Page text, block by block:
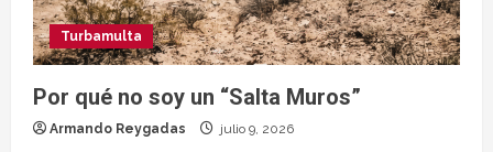
Turbamulta
Por qué no soy un “Salta Muros”
Armando Reygadas julio 9, 2026